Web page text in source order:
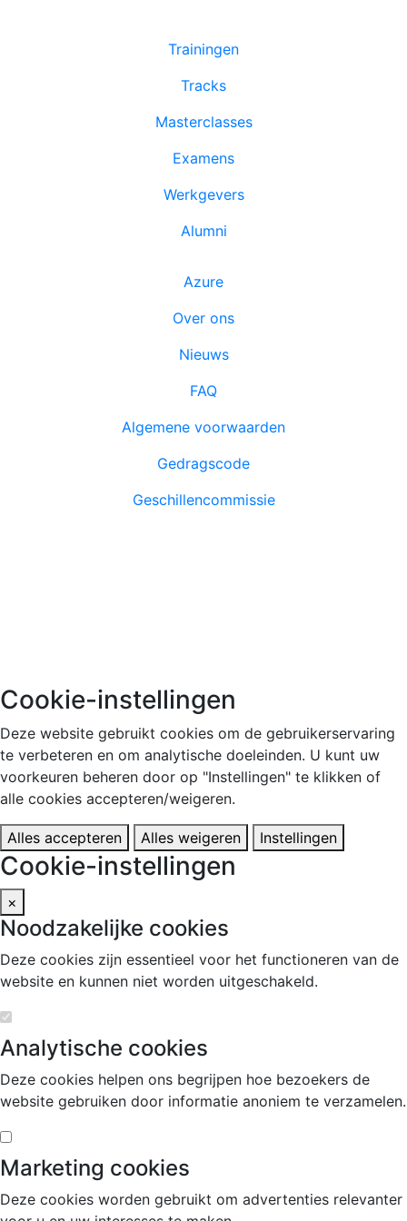
Trainingen
Tracks
Masterclasses
Examens
Werkgevers
Alumni
Azure
Over ons
Nieuws
FAQ
Algemene voorwaarden
Gedragscode
Geschillencommissie
Cookie-instellingen
Deze website gebruikt cookies om de gebruikerservaring
te verbeteren en om analytische doeleinden. U kunt uw
voorkeuren beheren door op "Instellingen" te klikken of
alle cookies accepteren/weigeren.
Alles accepteren Alles weigeren Instellingen
Cookie-instellingen
×
Noodzakelijke cookies
Deze cookies zijn essentieel voor het functioneren van de
website en kunnen niet worden uitgeschakeld.
Analytische cookies
Deze cookies helpen ons begrijpen hoe bezoekers de
website gebruiken door informatie anoniem te verzamelen.
Marketing cookies
Deze cookies worden gebruikt om advertenties relevanter